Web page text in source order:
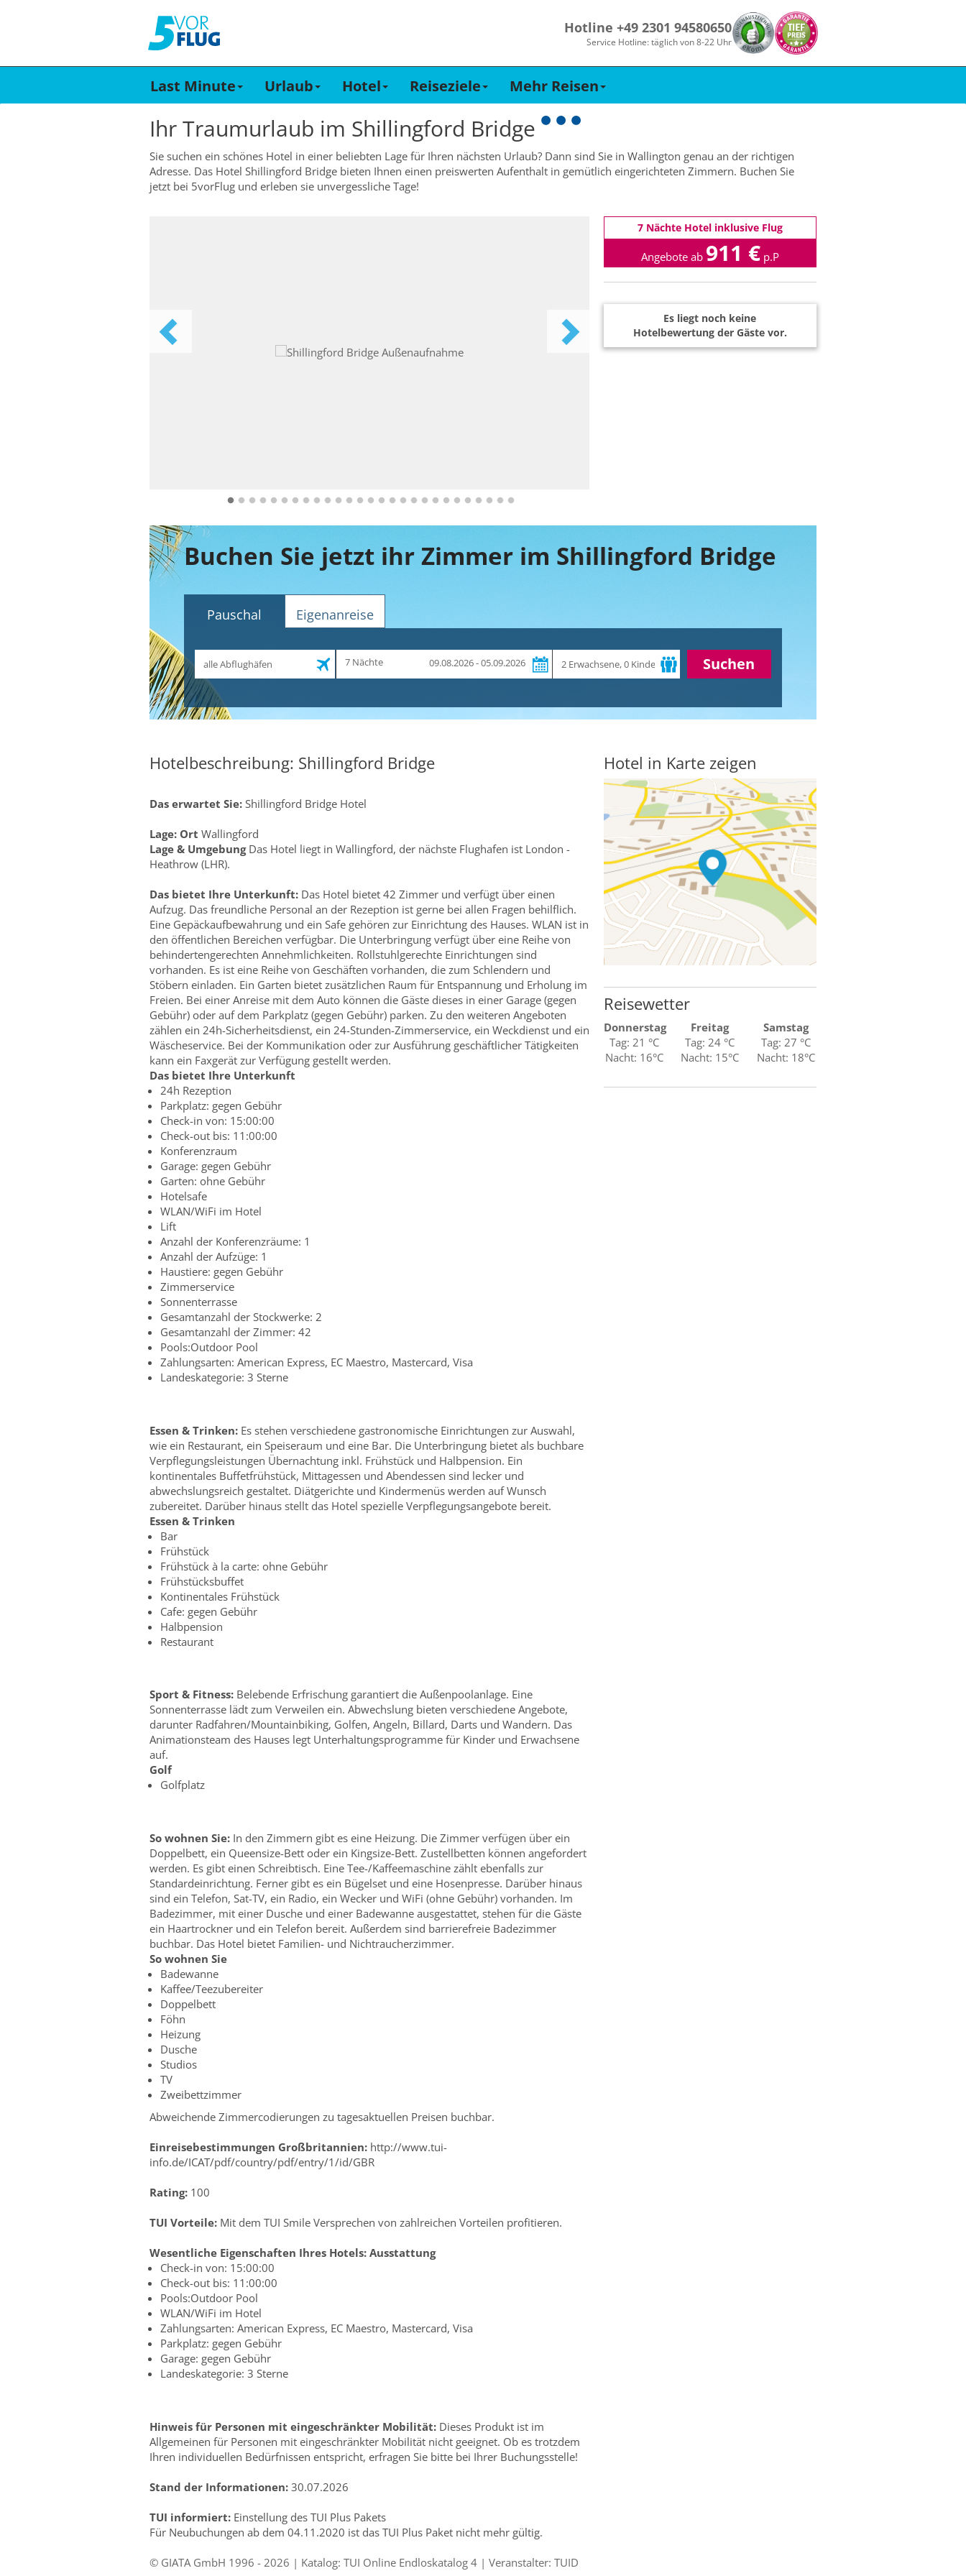
Hotline +49 2301 94580650
Service Hotline: täglich von 8-22 Uhr
Last Minute Urlaub Hotel Reiseziele Mehr Reisen
Ihr Traumurlaub im Shillingford Bridge
Sie suchen ein schönes Hotel in einer beliebten Lage für Ihren nächsten Urlaub? Dann sind Sie in Wallington genau an der richtigen
Adresse. Das Hotel Shillingford Bridge bieten Ihnen einen preiswerten Aufenthalt in gemütlich eingerichteten Zimmern. Buchen Sie
jetzt bei 5vorFlug und erleben sie unvergessliche Tage!
7 Nächte Hotel inklusive Flug
Angebote ab 911 € p.P
Es liegt noch keine
Hotelbewertung der Gäste vor.
Buchen Sie jetzt ihr Zimmer im Shillingford Bridge
Pauschal Eigenanreise
Zeitraum
7 Nächte 09.08.2026 - 05.09.2026 Suchen
Hotelbeschreibung: Shillingford Bridge
Das erwartet Sie: Shillingford Bridge Hotel
Lage: Ort Wallingford
Lage & UmgebungDas Hotel liegt in Wallingford, der nächste Flughafen ist London -
Heathrow (LHR).
Das bietet Ihre Unterkunft: Das Hotel bietet 42 Zimmer und verfügt über einen
Aufzug. Das freundliche Personal an der Rezeption ist gerne bei allen Fragen behilflich.
Eine Gepäckaufbewahrung und ein Safe gehören zur Einrichtung des Hauses. WLAN ist in
den öffentlichen Bereichen verfügbar. Die Unterbringung verfügt über eine Reihe von
behindertengerechten Annehmlichkeiten. Rollstuhlgerechte Einrichtungen sind
vorhanden. Es ist eine Reihe von Geschäften vorhanden, die zum Schlendern und
Stöbern einladen. Ein Garten bietet zusätzlichen Raum für Entspannung und Erholung im
Freien. Bei einer Anreise mit dem Auto können die Gäste dieses in einer Garage (gegen
Gebühr) oder auf dem Parkplatz (gegen Gebühr) parken. Zu den weiteren Angeboten
zählen ein 24h-Sicherheitsdienst, ein 24-Stunden-Zimmerservice, ein Weckdienst und ein
Wäscheservice. Bei der Kommunikation oder zur Ausführung geschäftlicher Tätigkeiten
kann ein Faxgerät zur Verfügung gestellt werden.
Das bietet Ihre Unterkunft
24h Rezeption
Parkplatz: gegen Gebühr
Check-in von: 15:00:00
Check-out bis: 11:00:00
Konferenzraum
Garage: gegen Gebühr
Garten: ohne Gebühr
Hotelsafe
WLAN/WiFi im Hotel
Lift
Anzahl der Konferenzräume: 1
Anzahl der Aufzüge: 1
Haustiere: gegen Gebühr
Zimmerservice
Sonnenterrasse
Gesamtanzahl der Stockwerke: 2
Gesamtanzahl der Zimmer: 42
Pools:Outdoor Pool
Zahlungsarten: American Express, EC Maestro, Mastercard, Visa
Landeskategorie: 3 Sterne
Essen & Trinken: Es stehen verschiedene gastronomische Einrichtungen zur Auswahl,
wie ein Restaurant, ein Speiseraum und eine Bar. Die Unterbringung bietet als buchbare
Verpflegungsleistungen Übernachtung inkl. Frühstück und Halbpension. Ein
kontinentales Buffetfrühstück, Mittagessen und Abendessen sind lecker und
abwechslungsreich gestaltet. Diätgerichte und Kindermenüs werden auf Wunsch
zubereitet. Darüber hinaus stellt das Hotel spezielle Verpflegungsangebote bereit.
Essen & Trinken
Bar
Frühstück
Frühstück à la carte: ohne Gebühr
Frühstücksbuffet
Kontinentales Frühstück
Cafe: gegen Gebühr
Halbpension
Restaurant
Sport & Fitness: Belebende Erfrischung garantiert die Außenpoolanlage. Eine
Sonnenterrasse lädt zum Verweilen ein. Abwechslung bieten verschiedene Angebote,
darunter Radfahren/Mountainbiking, Golfen, Angeln, Billard, Darts und Wandern. Das
Animationsteam des Hauses legt Unterhaltungsprogramme für Kinder und Erwachsene
auf.
Golf
Golfplatz
So wohnen Sie: In den Zimmern gibt es eine Heizung. Die Zimmer verfügen über ein
Doppelbett, ein Queensize-Bett oder ein Kingsize-Bett. Zustellbetten können angefordert
werden. Es gibt einen Schreibtisch. Eine Tee-/Kaffeemaschine zählt ebenfalls zur
Standardeinrichtung. Ferner gibt es ein Bügelset und eine Hosenpresse. Darüber hinaus
sind ein Telefon, Sat-TV, ein Radio, ein Wecker und WiFi (ohne Gebühr) vorhanden. Im
Badezimmer, mit einer Dusche und einer Badewanne ausgestattet, stehen für die Gäste
ein Haartrockner und ein Telefon bereit. Außerdem sind barrierefreie Badezimmer
buchbar. Das Hotel bietet Familien- und Nichtraucherzimmer.
So wohnen Sie
Badewanne
Kaffee/Teezubereiter
Doppelbett
Föhn
Heizung
Dusche
Studios
TV
Zweibettzimmer
Abweichende Zimmercodierungen zu tagesaktuellen Preisen buchbar.
Einreisebestimmungen Großbritannien: http://www.tui-
info.de/ICAT/pdf/country/pdf/entry/1/id/GBR
Rating: 100
TUI Vorteile: Mit dem TUI Smile Versprechen von zahlreichen Vorteilen profitieren.
Wesentliche Eigenschaften Ihres Hotels: Ausstattung
Check-in von: 15:00:00
Check-out bis: 11:00:00
Pools:Outdoor Pool
WLAN/WiFi im Hotel
Zahlungsarten: American Express, EC Maestro, Mastercard, Visa
Parkplatz: gegen Gebühr
Garage: gegen Gebühr
Landeskategorie: 3 Sterne
Hinweis für Personen mit eingeschränkter Mobilität: Dieses Produkt ist im
Allgemeinen für Personen mit eingeschränkter Mobilität nicht geeignet. Ob es trotzdem
Ihren individuellen Bedürfnissen entspricht, erfragen Sie bitte bei Ihrer Buchungsstelle!
Stand der Informationen: 30.07.2026
TUI informiert: Einstellung des TUI Plus Pakets
Für Neubuchungen ab dem 04.11.2020 ist das TUI Plus Paket nicht mehr gültig.
© GIATA GmbH 1996 - 2026 | Katalog: TUI Online Endloskatalog 4 | Veranstalter: TUID
Hotel in Karte zeigen
Reisewetter
Donnerstag
Tag: 21 °C
Nacht: 16°C
Freitag
Tag: 24 °C
Nacht: 15°C
Samstag
Tag: 27 °C
Nacht: 18°C